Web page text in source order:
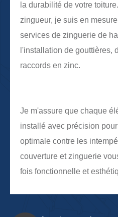
la durabilité de votre
zingueur, je suis en
services de zinguerie de
l'installation de gouttières,
raccords en zinc.
Je m'assure que chaque
installé avec précision
optimale contre les
couverture et zinguerie
fois fonctionnelle et